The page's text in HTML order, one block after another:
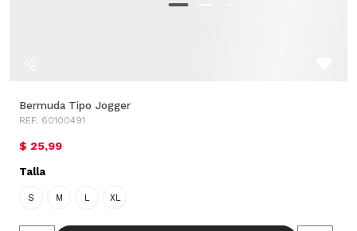
Bermuda Tipo Jogger
REF. 60100491
$ 25,99
Talla
S M L XL